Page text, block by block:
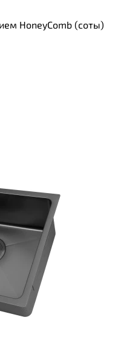
HoneyComb (соты)